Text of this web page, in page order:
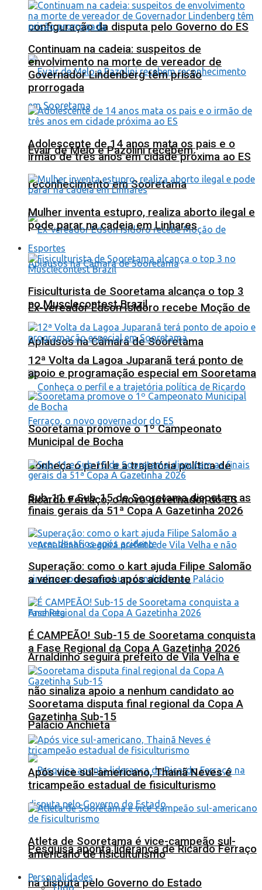
configuração da disputa pelo Governo do ES
Evair de Melo e Pazolini recebem
reconhecimento em Sooretama
Ex-vereador Edson Isidoro recebe Moção de
Aplausos na Câmara de Sooretama
Conheça o perfil e a trajetória política de
Ricardo Ferraço, o novo governador do ES
Arnaldinho seguirá prefeito de Vila Velha e
não sinaliza apoio a nenhum candidato ao
Palácio Anchieta
Pesquisa aponta liderança de Ricardo Ferraço
na disputa pelo Governo do Estado
Continuam na cadeia: suspeitos de
envolvimento na morte de vereador de
Governador Lindenberg têm prisão
prorrogada
Adolescente de 14 anos mata os pais e o
irmão de três anos em cidade próxima ao ES
Mulher inventa estupro, realiza aborto ilegal e
pode parar na cadeia em Linhares
Esportes
Fisiculturista de Sooretama alcança o top 3
no Musclecontest Brazil
12ª Volta da Lagoa Juparanã terá ponto de
apoio e programação especial em Sooretama
Sooretama promove o 1º Campeonato
Municipal de Bocha
Sub-11 e Sub-15 de Sooretama disputam as
finais gerais da 51ª Copa A Gazetinha 2026
Superação: como o kart ajuda Filipe Salomão
a vencer desafios após acidente
É CAMPEÃO! Sub-15 de Sooretama conquista
a Fase Regional da Copa A Gazetinha 2026
Sooretama disputa final regional da Copa A
Gazetinha Sub-15
Após vice sul-americano, Thainã Neves é
tricampeão estadual de fisiculturismo
Atleta de Sooretama é vice-campeão sul-
americano de fisiculturismo
Personalidades
Tudo